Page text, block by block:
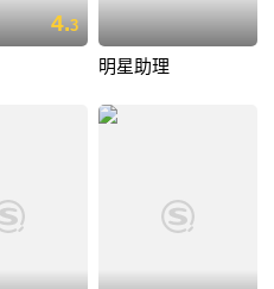
4.3
明星助理